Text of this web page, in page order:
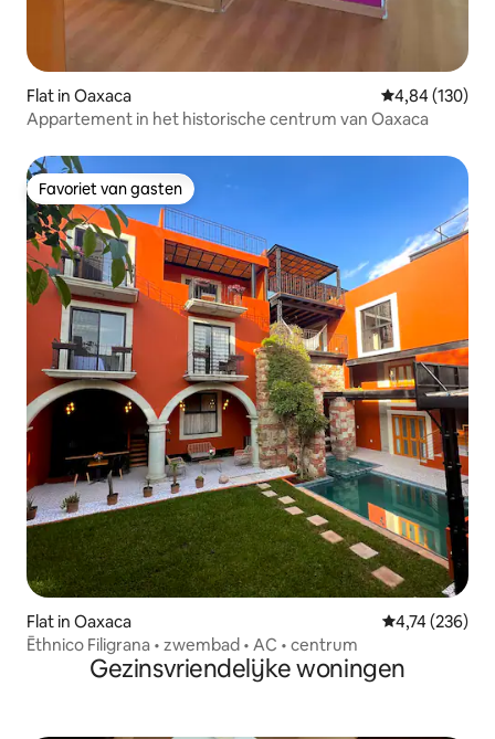
Flat in Oaxaca Gemiddelde
4,84 (130)
Appartement in het historische centrum van Oaxaca
Favoriet van gasten
Favoriet van gasten
Flat in Oaxaca Gemiddelde
4,74 (236)
Ēthnico Filigrana • zwembad • AC • centrum
Gezinsvriendelijke woningen